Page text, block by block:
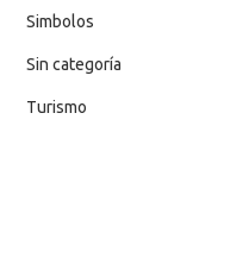
Simbolos
Sin categoría
Turismo